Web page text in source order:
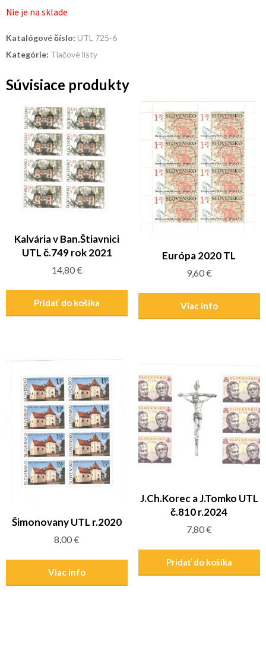
Nie je na sklade
Katalógové číslo: UTL 725-6
Kategórie: Tlačové listy
Súvisiace produkty
Kalvária v Ban.Štiavnici
UTL č.749 rok 2021
14,80€
Pridať do košíka
Európa 2020 TL
9,60€
Viac info
Šimonovany UTL r.2020
8,00€
Viac info
J.Ch.Korec a J.Tomko UTL
č.810 r.2024
7,80€
Pridať do košíka